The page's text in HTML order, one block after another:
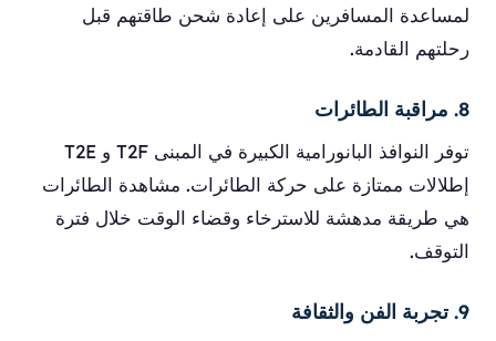
لمساعدة المسافرين على إعادة شحن طاقتهم قبل
رحلتهم القادمة.
8. مراقبة الطائرات
توفر النوافذ البانورامية الكبيرة في المبنى T2F و T2E
إطلالات ممتازة على حركة الطائرات. مشاهدة الطائرات
هي طريقة مدهشة للاسترخاء وقضاء الوقت خلال فترة
التوقف.
9. تجربة الفن والثقافة